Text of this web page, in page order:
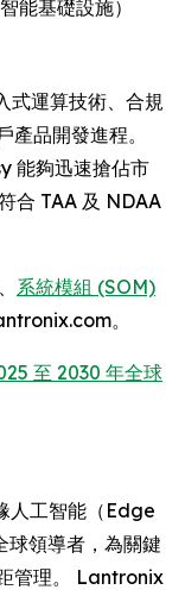
能基礎設施）
式運算技術、合規
品開發進程。
能夠迅速搶佔市
合 TAA 及 NDAA
系統模組 (SOM)
。
至 2030 年全球
人工智能（Edge
領導者，為關鍵
管理。 Lantronix